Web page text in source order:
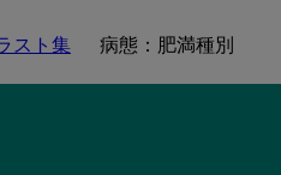
スト集
病態：肥満種別